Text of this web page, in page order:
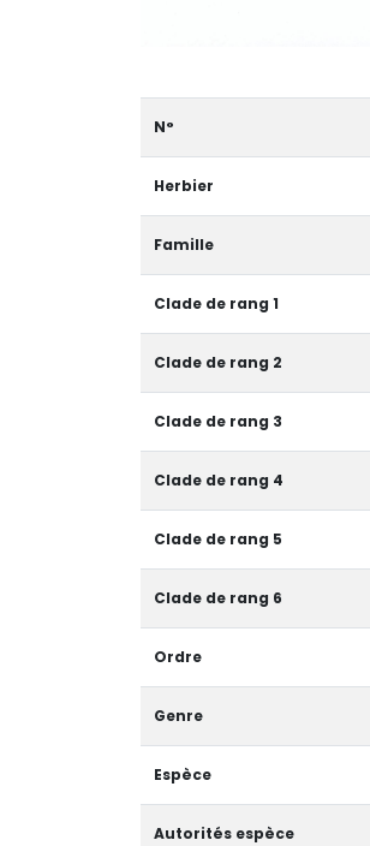
N°
Herbier
Famille
Clade de rang 1
Clade de rang 2
Clade de rang 3
Clade de rang 4
Clade de rang 5
Clade de rang 6
Ordre
Genre
Espèce
Autorités espèce